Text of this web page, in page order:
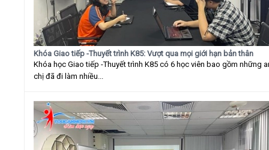
Khóa Giao tiếp -Thuyết trình K85: Vượt qua mọi giới hạn bản thân
Khóa học Giao tiếp -Thuyết trình K85 có 6 học viên bao gồm những
chị đã đi làm nhiều...